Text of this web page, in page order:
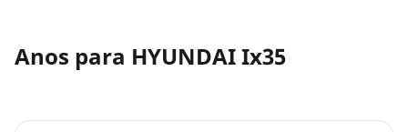
Anos para HYUNDAI Ix35